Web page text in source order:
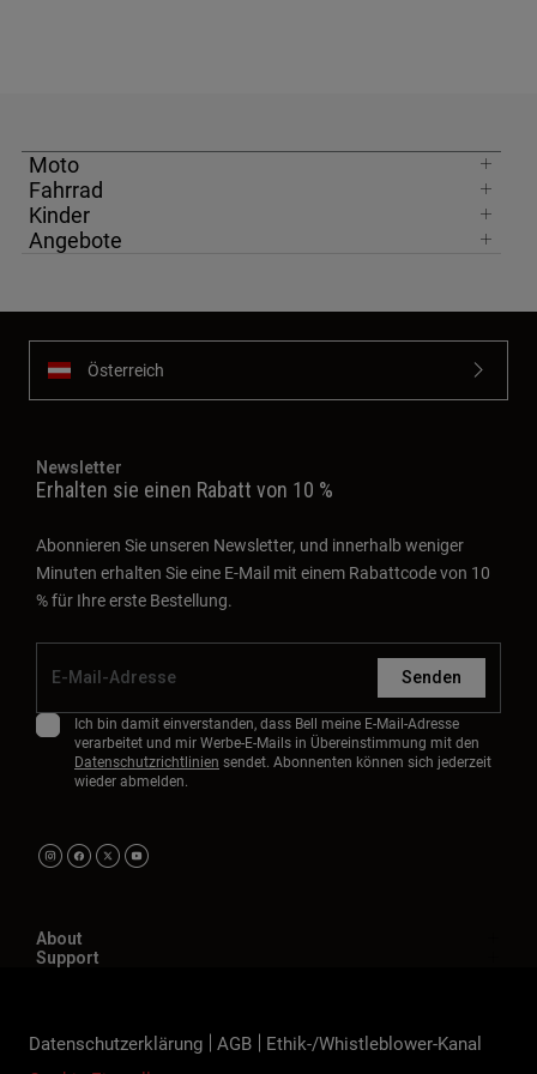
Moto
Fahrrad
Kinder
Angebote
Österreich
Newsletter
Erhalten sie einen Rabatt von 10 %
Abonnieren Sie unseren Newsletter, und innerhalb weniger
Minuten erhalten Sie eine E-Mail mit einem Rabattcode von 10
% für Ihre erste Bestellung.
Senden
Ich bin damit einverstanden, dass Bell meine E-Mail-Adresse
verarbeitet und mir Werbe-E-Mails in Übereinstimmung mit den
Datenschutzrichtlinien sendet. Abonnenten können sich jederzeit
wieder abmelden.
About
Support
Datenschutzerklärung AGB
Ethik-/Whistleblower-Kanal